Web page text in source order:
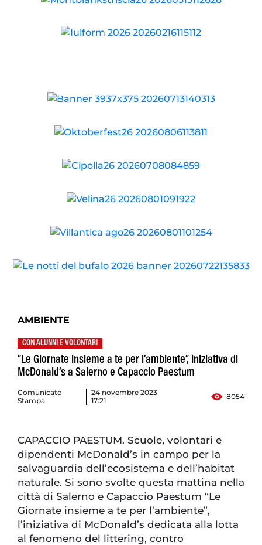
AMBIENTE
CON ALUNNI E VOLONTARI
“Le Giornate insieme a te per l’ambiente”, iniziativa di
McDonald’s a Salerno e Capaccio Paestum
Comunicato
Stampa
24 novembre 2023
17:21
8054
CAPACCIO PAESTUM. Scuole, volontari e
dipendenti McDonald’s in campo per la
salvaguardia dell’ecosistema e dell’habitat
naturale. Si sono svolte questa mattina nella
città di Salerno e Capaccio Paestum “Le
Giornate insieme a te per l’ambiente”,
l’iniziativa di McDonald’s dedicata alla lotta
al fenomeno del littering, contro